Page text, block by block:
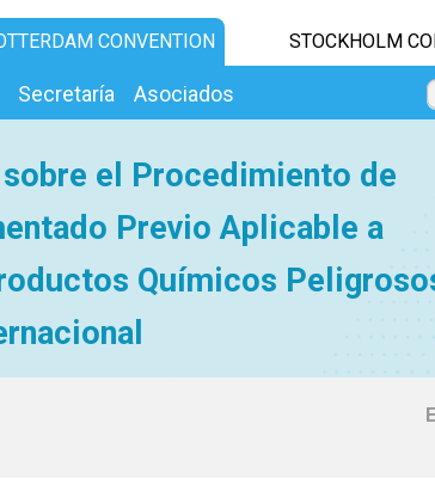
CONVENTION STOCKHOLM
Secretaría Asociados
el Procedimiento de
Previo Aplicable a
Químicos